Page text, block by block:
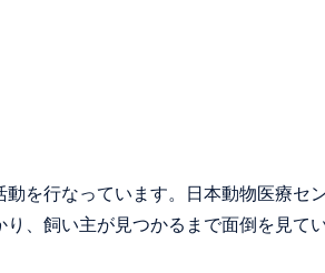
を行なっています。日本動物医療セ
、飼い主が見つかるまで面倒を見てい